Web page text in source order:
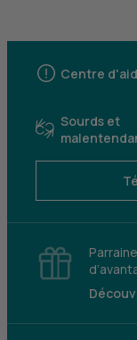
Centre
Sourds et